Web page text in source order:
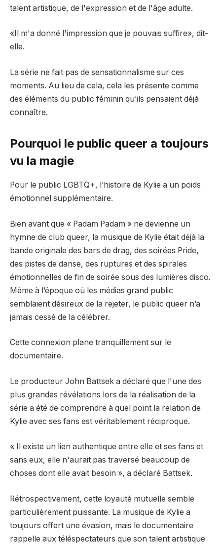
talent artistique, de l'expression et de l'âge adulte.
«Il m'a donné l'impression que je pouvais suffire», dit-
elle.
La série ne fait pas de sensationnalisme sur ces
moments. Au lieu de cela, cela les présente comme
des éléments du public féminin qu’ils pensaient déjà
connaître.
Pourquoi le public queer a toujours
vu la magie
Pour le public LGBTQ+, l’histoire de Kylie a un poids
émotionnel supplémentaire.
Bien avant que « Padam Padam » ne devienne un
hymne de club queer, la musique de Kylie était déjà la
bande originale des bars de drag, des soirées Pride,
des pistes de danse, des ruptures et des spirales
émotionnelles de fin de soirée sous des lumières disco.
Même à l’époque où les médias grand public
semblaient désireux de la rejeter, le public queer n’a
jamais cessé de la célébrer.
Cette connexion plane tranquillement sur le
documentaire.
Le producteur John Battsek a déclaré que l'une des
plus grandes révélations lors de la réalisation de la
série a été de comprendre à quel point la relation de
Kylie avec ses fans est véritablement réciproque.
« Il existe un lien authentique entre elle et ses fans et
sans eux, elle n'aurait pas traversé beaucoup de
choses dont elle avait besoin », a déclaré Battsek.
Rétrospectivement, cette loyauté mutuelle semble
particulièrement puissante. La musique de Kylie a
toujours offert une évasion, mais le documentaire
rappelle aux téléspectateurs que son talent artistique